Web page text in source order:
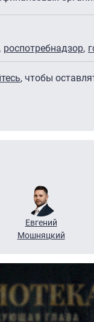
роспотребнадзор
, чтобы
Евгений
Мошняцкий